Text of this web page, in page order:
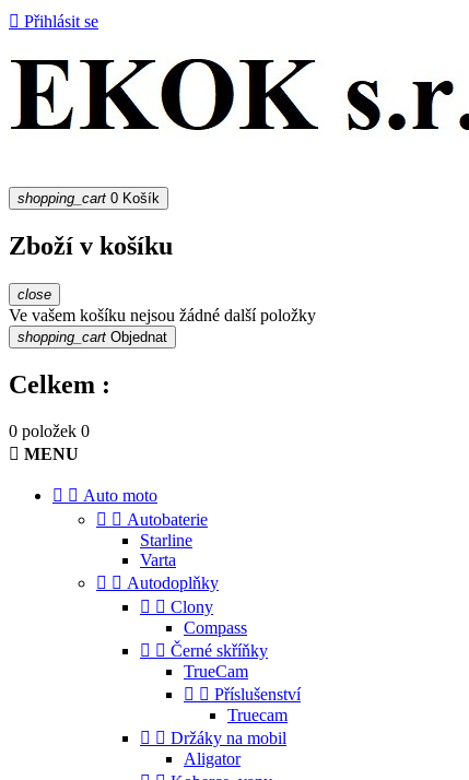
 Přihlásit se
shopping_cart 0 Košík
Zboží v košíku
close
Ve vašem košíku nejsou žádné další položky
shopping_cart Objednat
Celkem :
0 položek 0
 MENU
  Auto moto
  Autobaterie
Starline
Varta
  Autodoplňky
  Clony
Compass
  Černé skříňky
TrueCam
  Příslušenství
Truecam
  Držáky na mobil
Aligator